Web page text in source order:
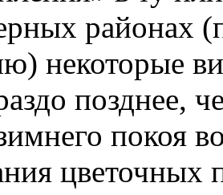
районах
некоторые
покоя
цветочных